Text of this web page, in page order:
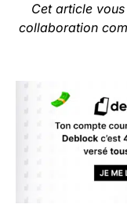
Cet article
collaboration